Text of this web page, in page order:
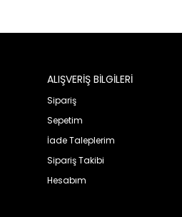
ALIŞVERİŞ BİLGİLERİ
Sipariş
Sepetim
İade Taleplerim
Sipariş Takibi
Hesabım